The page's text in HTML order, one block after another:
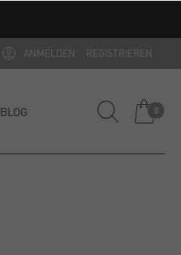
ANMELDEN REGISTRIEREN
BLOG 0